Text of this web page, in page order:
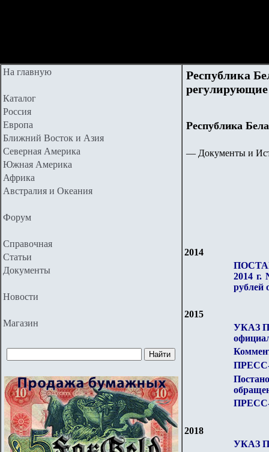
На главную
Каталог
Россия
Европа
Ближний Восток и Азия
Северная Америка
Южная Америка
Африка
Австралия и Океания
Форум
Справочная
Статьи
Документы
Новости
Магазин
Республика
Республика
— Документы и
2014
2014 г.
рублей
2015
УКАЗ
ПРЕСС-
ПРЕСС-
2018
УКАЗ